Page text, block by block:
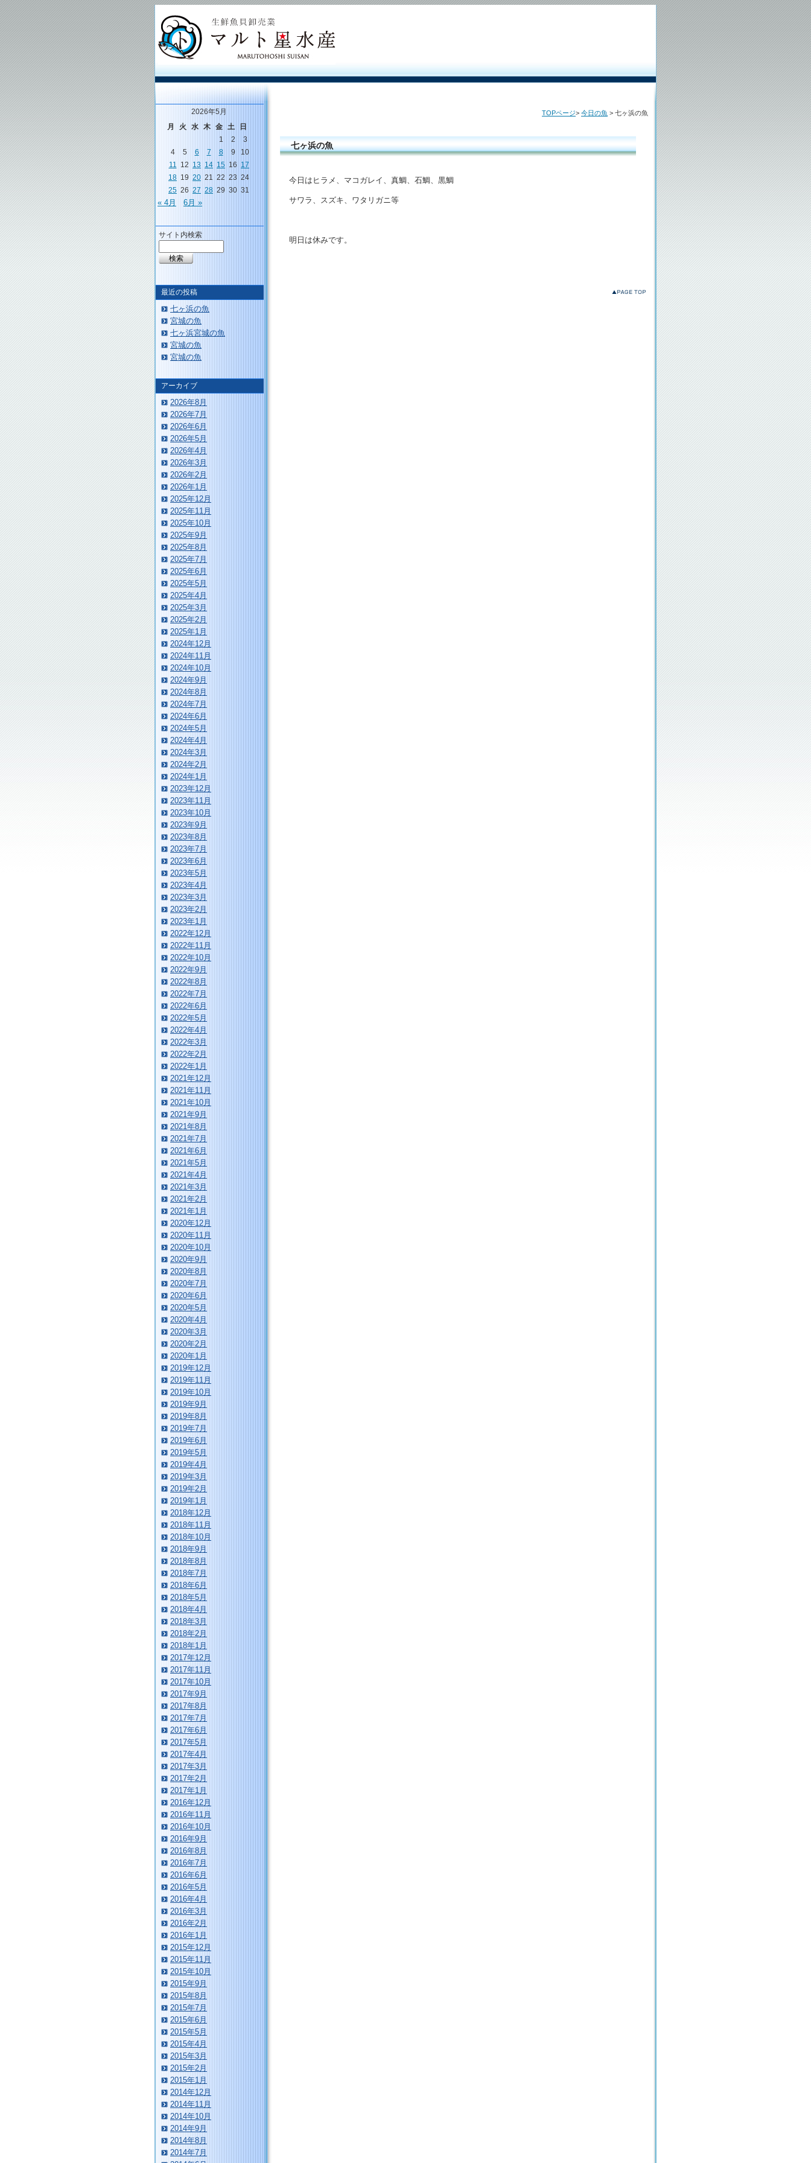
TOPページ> 今日の魚 > 七ヶ浜の魚
七ヶ浜の魚
今日はヒラメ、マコガレイ、真鯛、石鯛、黒鯛
サワラ、スズキ、ワタリガニ等
明日は休みです。
2026年5月
月
火 水 木 金 土
日
1
2
3
4
5 6 7 8 9
10
11 12 13 14 15 16 17
18 19 20 21 22 23 24
25 26 27 28 29 30 31
« 4月 6月 »
サイト内検索
最近の投稿
七ヶ浜の魚
宮城の魚
七ヶ浜宮城の魚
宮城の魚
宮城の魚
アーカイブ
2026年8月
2026年7月
2026年6月
2026年5月
2026年4月
2026年3月
2026年2月
2026年1月
2025年12月
2025年11月
2025年10月
2025年9月
2025年8月
2025年7月
2025年6月
2025年5月
2025年4月
2025年3月
2025年2月
2025年1月
2024年12月
2024年11月
2024年10月
2024年9月
2024年8月
2024年7月
2024年6月
2024年5月
2024年4月
2024年3月
2024年2月
2024年1月
2023年12月
2023年11月
2023年10月
2023年9月
2023年8月
2023年7月
2023年6月
2023年5月
2023年4月
2023年3月
2023年2月
2023年1月
2022年12月
2022年11月
2022年10月
2022年9月
2022年8月
2022年7月
2022年6月
2022年5月
2022年4月
2022年3月
2022年2月
2022年1月
2021年12月
2021年11月
2021年10月
2021年9月
2021年8月
2021年7月
2021年6月
2021年5月
2021年4月
2021年3月
2021年2月
2021年1月
2020年12月
2020年11月
2020年10月
2020年9月
2020年8月
2020年7月
2020年6月
2020年5月
2020年4月
2020年3月
2020年2月
2020年1月
2019年12月
2019年11月
2019年10月
2019年9月
2019年8月
2019年7月
2019年6月
2019年5月
2019年4月
2019年3月
2019年2月
2019年1月
2018年12月
2018年11月
2018年10月
2018年9月
2018年8月
2018年7月
2018年6月
2018年5月
2018年4月
2018年3月
2018年2月
2018年1月
2017年12月
2017年11月
2017年10月
2017年9月
2017年8月
2017年7月
2017年6月
2017年5月
2017年4月
2017年3月
2017年2月
2017年1月
2016年12月
2016年11月
2016年10月
2016年9月
2016年8月
2016年7月
2016年6月
2016年5月
2016年4月
2016年3月
2016年2月
2016年1月
2015年12月
2015年11月
2015年10月
2015年9月
2015年8月
2015年7月
2015年6月
2015年5月
2015年4月
2015年3月
2015年2月
2015年1月
2014年12月
2014年11月
2014年10月
2014年9月
2014年8月
2014年7月